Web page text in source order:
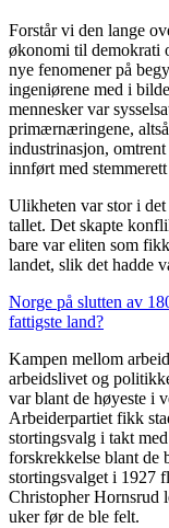
Forstår vi den lange
økonomi til demokrati
nye fenomener på
ingeniørene med i
mennesker var
primærnæringene,
industrinasjon,
innført med
Ulikheten var stor i
tallet. Det skapte
bare var eliten som
landet, slik det hadde
Norge på slutten av
fattigste land?
Kampen mellom
arbeidslivet og
var blant de høyeste i
Arbeiderpartiet fikk
stortingsvalg i takt
forskrekkelse blant de
stortingsvalget i 1927
Christopher Hornsrud
uker før de ble felt.